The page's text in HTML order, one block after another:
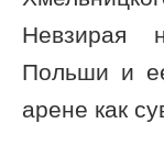
Невзирая
Польши и
арене как